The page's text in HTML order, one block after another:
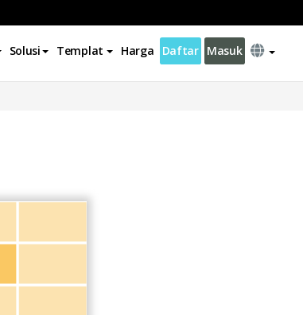
Solusi Templat Harga Daftar Masuk